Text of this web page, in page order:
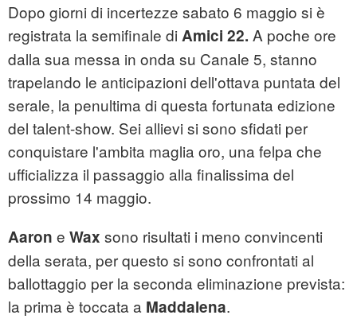
Dopo giorni di incertezze sabato 6 maggio si è
registrata la semifinale di Amici 22. A poche ore
dalla sua messa in onda su Canale 5, stanno
trapelando le anticipazioni dell'ottava puntata del
serale, la penultima di questa fortunata edizione
del talent-show. Sei allievi si sono sfidati per
conquistare l'ambita maglia oro, una felpa che
ufficializza il passaggio alla finalissima del
prossimo 14 maggio.
Aaron e Wax sono risultati i meno convincenti
della serata, per questo si sono confrontati al
ballottaggio per la seconda eliminazione prevista:
la prima è toccata a Maddalena.